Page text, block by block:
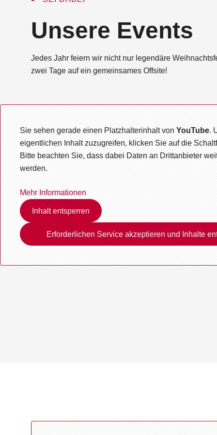
:
Unsere Events
Jedes Jahr feiern wir nicht nur legendäre
zwei Tage auf ein gemeinsames Offsite!
Sie sehen gerade einen Platzhalterinhalt von YouTube.
eigentlichen Inhalt zuzugreifen, klicken Sie auf die
Bitte beachten Sie, dass dabei Daten an Drittanbieter
werden.
Mehr Informationen
Inhalt entsperren
Erforderlichen Service akzeptieren und Inhalte